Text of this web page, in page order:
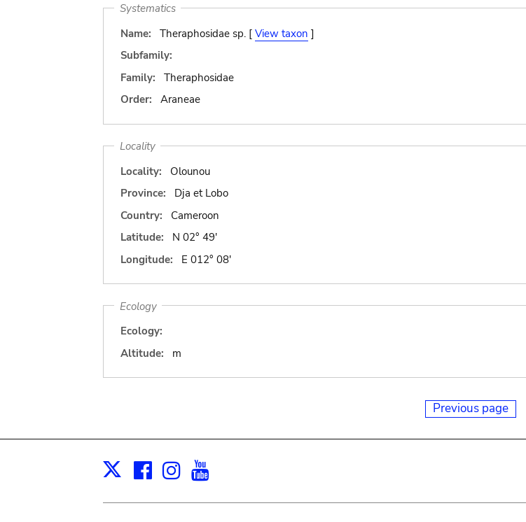
Systematics
Name:
Theraphosidae sp. [ View taxon ]
Subfamily:
Family:
Theraphosidae
Order:
Araneae
Locality
Locality:
Olounou
Province:
Dja et Lobo
Country:
Cameroon
Latitude:
N 02° 49'
Longitude:
E 012° 08'
Ecology
Ecology:
Altitude:
m
Previous page
X Facebook
Instagram